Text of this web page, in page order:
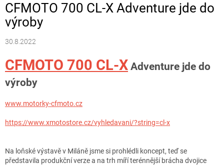
CFMOTO 700 CL-X Adventure jde do
výroby
30.8.2022
CFMOTO 700 CL-X Adventure jde do
výroby
www.motorky-cfmoto.cz
https://www.xmotostore.cz/vyhledavani/?string=cl-x
Na loňské výstavě v Miláně jsme si prohlédli koncept, teď se
představila produkční verze a na trh míří terénnější brácha dvojice